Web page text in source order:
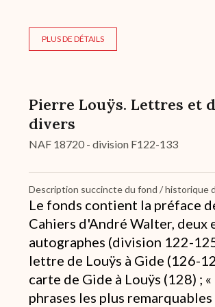
PLUS DE DÉTAILS
Pierre Louÿs. Lettres et
divers
NAF 18720 - division F122-133
Description succincte du fond / historique
Le fonds contient la préface
Cahiers d'André Walter, deux
autographes (division 122-
lettre de Louÿs à Gide (126-
carte de Gide à Louÿs (128) ;
phrases les plus